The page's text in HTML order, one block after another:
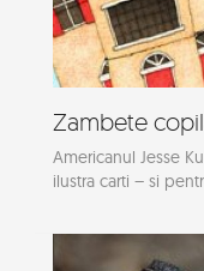
Zambete
Americanul Jesse
ilustra carti – si